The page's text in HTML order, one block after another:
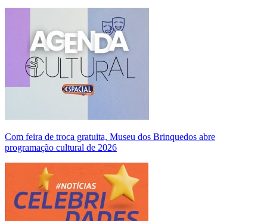
Com feira de troca gratuita, Museu dos Brinquedos abre
programação cultural de 2026